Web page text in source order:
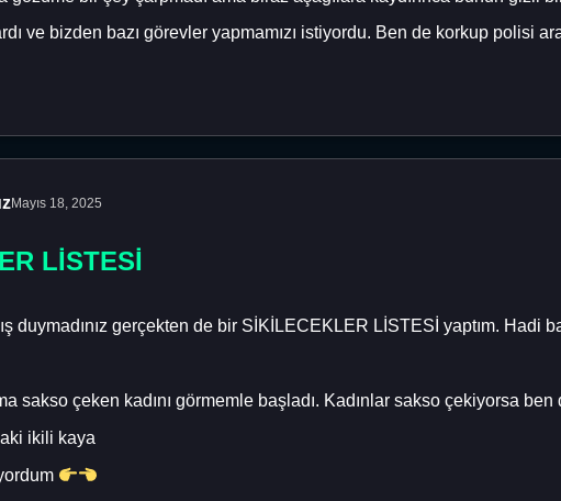
ve bizden bazı görevler yapmamızı istiyordu. Ben de korkup polisi
Mayıs 18, 2025
LİSTESİ
duymadınız gerçekten de bir SİKİLECEKLER LİSTESİ yaptım. Hadi
sakso çeken kadını görmemle başladı. Kadınlar sakso çekiyorsa
ikili kaya